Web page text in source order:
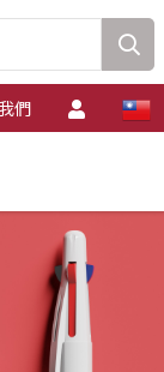
們